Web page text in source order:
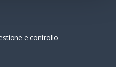
e controllo